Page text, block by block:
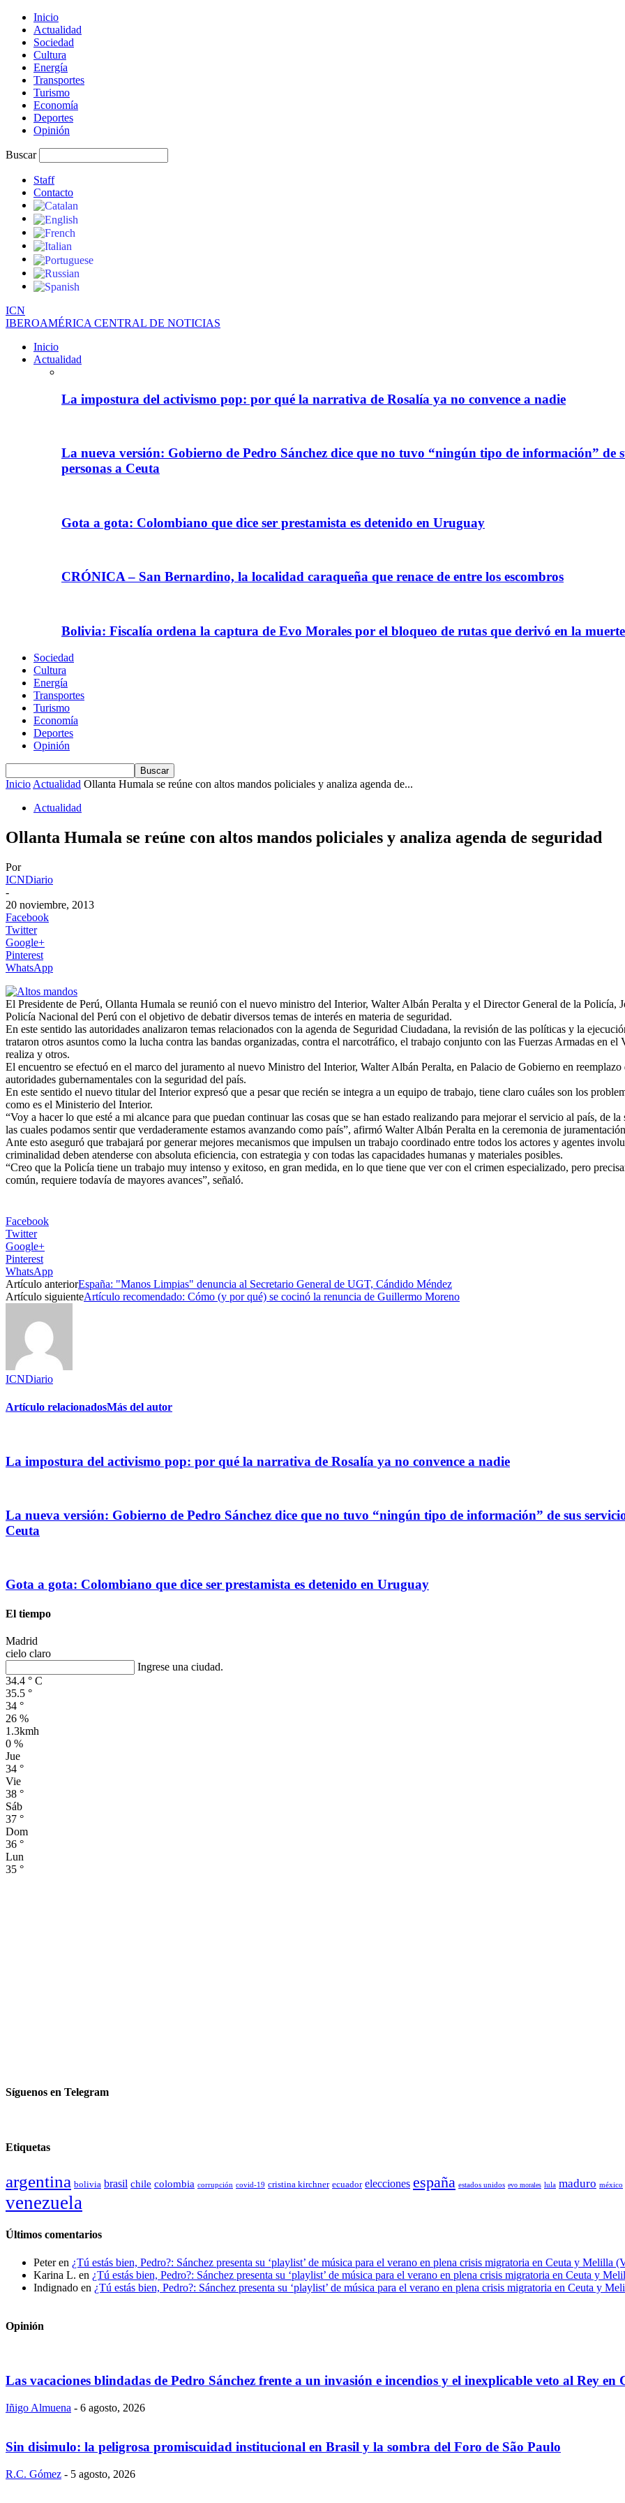
Inicio
Actualidad
Sociedad
Cultura
Energía
Transportes
Turismo
Economía
Deportes
Opinión
Buscar
Staff
Contacto
ICN
IBEROAMÉRICA CENTRAL DE NOTICIAS
Inicio
Actualidad
La impostura del activismo pop: por qué la narrativa de Rosalía ya no convence a nadie
La nueva versión: Gobierno de Pedro Sánchez dice que no tuvo “ningún tipo de información” de
personas a Ceuta
Gota a gota: Colombiano que dice ser prestamista es detenido en Uruguay
CRÓNICA – San Bernardino, la localidad caraqueña que renace de entre los escombros
Bolivia: Fiscalía ordena la captura de Evo Morales por el bloqueo de rutas que derivó en la
Sociedad
Cultura
Energía
Transportes
Turismo
Economía
Deportes
Opinión
InicioActualidad Ollanta Humala se reúne con altos mandos policiales y analiza agenda de...
Actualidad
Ollanta Humala se reúne con altos mandos policiales y analiza agenda de seguridad
Por
ICNDiario
-
20 noviembre, 2013
Facebook
Twitter
Google+
Pinterest
WhatsApp
El Presidente de Perú, Ollanta Humala se reunió con el nuevo ministro del Interior, Walter Albán Peralta y el Director General de la Policía,
Policía Nacional del Perú con el objetivo de debatir diversos temas de interés en materia de seguridad.
En este sentido las autoridades analizaron temas relacionados con la agenda de Seguridad Ciudadana, la revisión de las políticas y la
trataron otros asuntos como la lucha contra las bandas organizadas, contra el narcotráfico, el trabajo conjunto con las Fuerzas Armadas en
realiza y otros.
El encuentro se efectuó en el marco del juramento al nuevo Ministro del Interior, Walter Albán Peralta, en Palacio de Gobierno en
autoridades gubernamentales con la seguridad del país.
En este sentido el nuevo titular del Interior expresó que a pesar que recién se integra a un equipo de trabajo, tiene claro cuáles son los
como es el Ministerio del Interior.
“Voy a hacer lo que esté a mi alcance para que puedan continuar las cosas que se han estado realizando para mejorar el servicio al país, de
las cuales podamos sentir que verdaderamente estamos avanzando como país”, afirmó Walter Albán Peralta en la ceremonia de
Ante esto aseguró que trabajará por generar mejores mecanismos que impulsen un trabajo coordinado entre todos los actores y agentes
criminalidad deben atenderse con absoluta eficiencia, con estrategia y con todas las capacidades humanas y materiales posibles.
“Creo que la Policía tiene un trabajo muy intenso y exitoso, en gran medida, en lo que tiene que ver con el crimen especializado, pero
común, requiere todavía de mayores avances”, señaló.
Facebook
Twitter
Google+
Pinterest
WhatsApp
Artículo anteriorEspaña: "Manos Limpias" denuncia al Secretario General de UGT, Cándido Méndez
Artículo siguienteArtículo recomendado: Cómo (y por qué) se cocinó la renuncia de Guillermo Moreno
ICNDiario
Artículo relacionadosMás del autor
La impostura del activismo pop: por qué la narrativa de Rosalía ya no convence a nadie
La nueva versión: Gobierno de Pedro Sánchez dice que no tuvo “ningún tipo de información” de sus
Ceuta
Gota a gota: Colombiano que dice ser prestamista es detenido en Uruguay
El tiempo
Madrid
cielo claro
Ingrese una ciudad.
34.4 ° C
35.5 °
34 °
26 %
1.3kmh
0 %
Jue
34 °
Vie
38 °
Sáb
37 °
Dom
36 °
Lun
35 °
Síguenos en Telegram
Etiquetas
argentina bolivia brasil chile colombia corrupción covid-19 cristina kirchner ecuador elecciones españa estados unidos evo morales lula maduro méxico
venezuela
Últimos comentarios
Peteren ¿Tú estás bien, Pedro?: Sánchez presenta su ‘playlist’ de música para el verano en plena crisis migratoria en Ceuta y Melilla
Karina L. en ¿Tú estás bien, Pedro?: Sánchez presenta su ‘playlist’ de música para el verano en plena crisis migratoria en Ceuta y
Indignado en ¿Tú estás bien, Pedro?: Sánchez presenta su ‘playlist’ de música para el verano en plena crisis migratoria en Ceuta y
Opinión
Las vacaciones blindadas de Pedro Sánchez frente a un invasión e incendios y el inexplicable veto al Rey en
Iñigo Almuena - 6 agosto, 2026
Sin disimulo: la peligrosa promiscuidad institucional en Brasil y la sombra del Foro de São Paulo
R.C. Gómez - 5 agosto, 2026